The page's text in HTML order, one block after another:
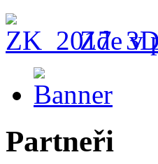
Zde v
Partneři